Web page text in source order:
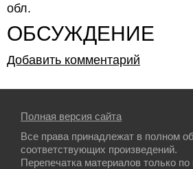
обл.
ОБСУЖДЕНИЕ
Добавить комментарий
Полная версия сайта
Все права принадлежат в полном
соответствующих произведений.
Перепечатка материалов только